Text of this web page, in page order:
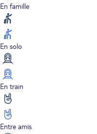
En famille
En solo
En train
Entre amis